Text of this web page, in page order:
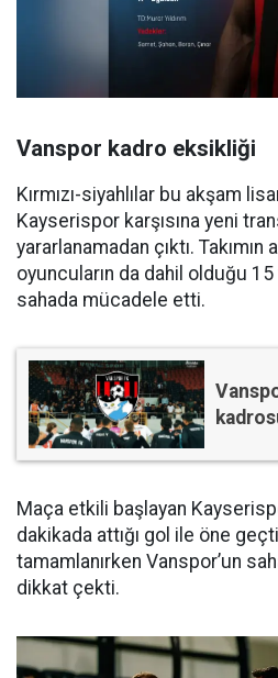
Vanspor kadro eksikliği
Kırmızı-siyahlılar bu akşam
Kayserispor karşısına yeni
yararlanamadan çıktı. Takımın
oyuncuların da dahil olduğu
sahada mücadele etti.
Maça etkili başlayan
dakikada attığı gol ile öne
tamamlanırken Vanspor’un
dikkat çekti.